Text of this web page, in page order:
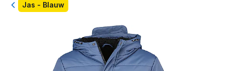
TerugJas - Blauw